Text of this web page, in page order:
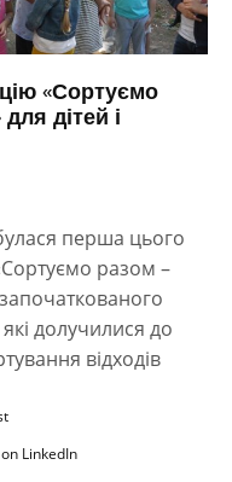
«Сортуємо
дітей і
перша цього
разом –
долучилися до
відходів